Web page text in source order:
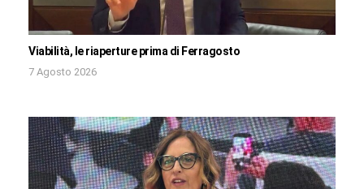
Viabilità, le riaperture prima di Ferragosto
7 Agosto 2026